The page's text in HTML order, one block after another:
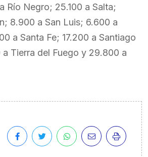
Río Negro; 25.100 a Salta;
8.900 a San Luis; 6.600 a
a Santa Fe; 17.200 a Santiago
Tierra del Fuego y 29.800 a